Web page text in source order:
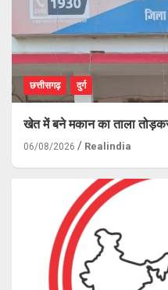
छत्तीसगढ़ दुर्ग
खेत में बने मकान का ताला तोड़कर
06/08/2026 Realindia